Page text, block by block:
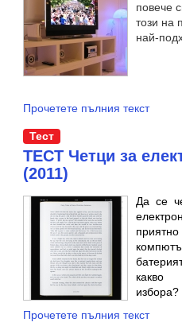
повече
този на
най-
Прочетете пълния текст
Тест
ТЕСТ Четци за
(2011)
Да се
какво
избора?
Прочетете пълния текст